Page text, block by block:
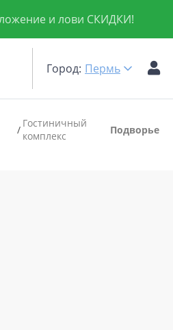
и лови СКИДКИ!
Город: Пермь
Гостиничный
комплекс
Подворье